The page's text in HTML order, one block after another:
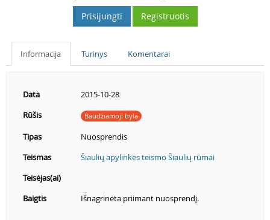
Prisijungti Registruotis
Informacija Turinys Komentarai
Data
2015-10-28
Rūšis
Baudžiamoji byla
Tipas
Nuosprendis
Teismas
Šiaulių apylinkės teismo Šiaulių rūmai
Teisėjas(ai)
Baigtis
Išnagrinėta priimant nuosprendį.